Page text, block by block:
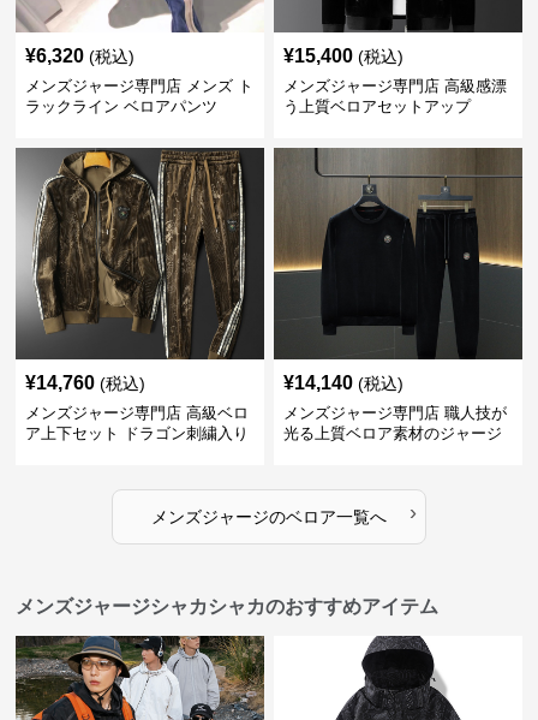
¥6,320 (税込)
メンズジャージ専門店 メンズ ト
ラックライン ベロアパンツ
¥15,400 (税込)
メンズジャージ専門店 高級感漂
う上質ベロアセットアップ
¥14,760 (税込)
メンズジャージ専門店 高級ベロ
ア上下セット ドラゴン刺繍入り
¥14,140 (税込)
メンズジャージ専門店 職人技が
光る上質ベロア素材のジャージ
メンズジャージのベロア一覧へ ›
メンズジャージシャカシャカのおすすめアイテム